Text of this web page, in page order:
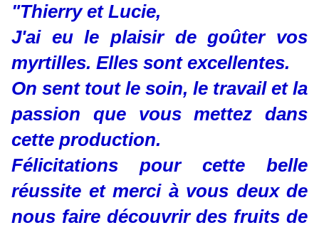
"Thierry et Lucie,
J'ai eu le plaisir de goûter vos
myrtilles. Elles sont excellentes.
On sent tout le soin, le travail et la
passion que vous mettez dans
cette production.
Félicitations pour cette belle
réussite et merci à vous deux de
nous faire découvrir des fruits de